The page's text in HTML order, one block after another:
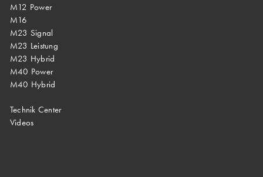
M12 Power
M16
M23 Signal
M23 Leistung
M23 Hybrid
M40 Power
M40 Hybrid
Technik Center
Videos